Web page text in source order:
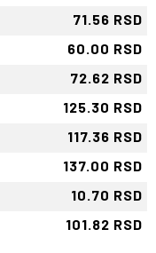
71.56 RSD
60.00 RSD
72.62 RSD
125.30 RSD
117.36 RSD
137.00 RSD
10.70 RSD
101.82 RSD